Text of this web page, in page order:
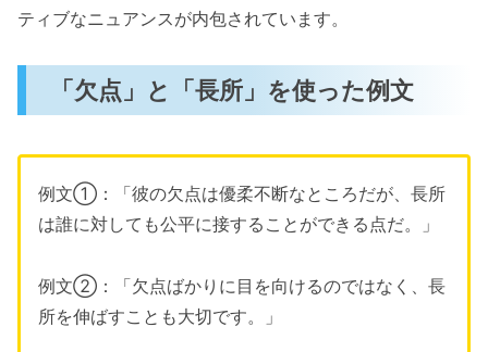
ティブなニュアンスが内包されています。
「欠点」と「長所」を使った例文
例文①：「彼の欠点は優柔不断なところだが、長所
は誰に対しても公平に接することができる点だ。」
例文②：「欠点ばかりに目を向けるのではなく、長
所を伸ばすことも大切です。」